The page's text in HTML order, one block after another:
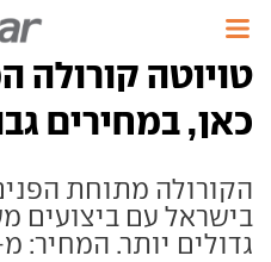
טויוטה קורולה
כאן, במחירים
הקורולה מתוחת
בישראל עם ביצועים
גדולים יותר. המחיר: מ-158 אלף